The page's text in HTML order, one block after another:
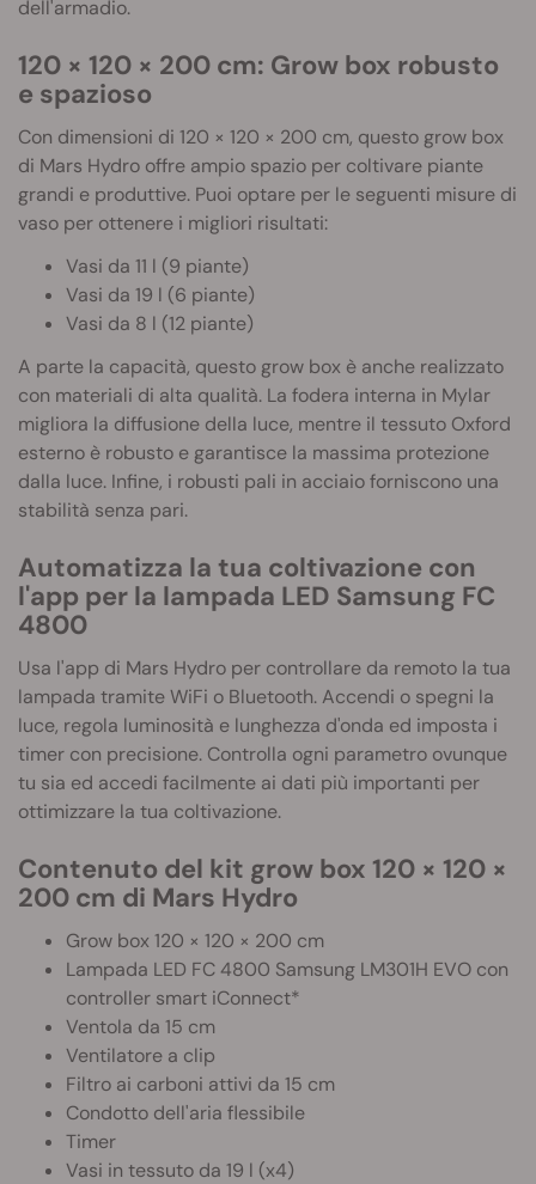
dell'armadio.
120 × 120 × 200 cm: Grow box robusto
e spazioso
Con dimensioni di 120 × 120 × 200 cm, questo grow box
di Mars Hydro offre ampio spazio per coltivare piante
grandi e produttive. Puoi optare per le seguenti misure di
vaso per ottenere i migliori risultati:
Vasi da 11 l (9 piante)
Vasi da 19 l (6 piante)
Vasi da 8 l (12 piante)
A parte la capacità, questo grow box è anche realizzato
con materiali di alta qualità. La fodera interna in Mylar
migliora la diffusione della luce, mentre il tessuto Oxford
esterno è robusto e garantisce la massima protezione
dalla luce. Infine, i robusti pali in acciaio forniscono una
stabilità senza pari.
Automatizza la tua coltivazione con
l'app per la lampada LED Samsung FC
4800
Usa l'app di Mars Hydro per controllare da remoto la tua
lampada tramite WiFi o Bluetooth. Accendi o spegni la
luce, regola luminosità e lunghezza d'onda ed imposta i
timer con precisione. Controlla ogni parametro ovunque
tu sia ed accedi facilmente ai dati più importanti per
ottimizzare la tua coltivazione.
Contenuto del kit grow box 120 × 120 ×
200 cm di Mars Hydro
Grow box 120 × 120 × 200 cm
Lampada LED FC 4800 Samsung LM301H EVO con
controller smart iConnect*
Ventola da 15 cm
Ventilatore a clip
Filtro ai carboni attivi da 15 cm
Condotto dell'aria flessibile
Timer
Vasi in tessuto da 19 l (x4)